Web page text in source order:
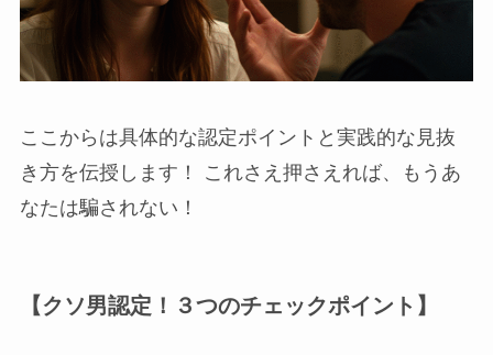
ここからは具体的な認定ポイントと実践的な見抜
き方を伝授します！ これさえ押さえれば、もうあ
なたは騙されない！
【クソ男認定！３つのチェックポイント】